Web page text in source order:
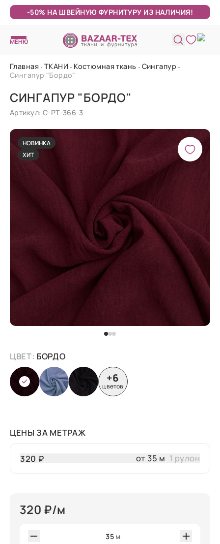
-50% НА ШВЕЙНУЮ ФУРНИТУРУ ИЗ НАЛИЧИЯ!
МЕНЮ
Главная ТКАНИ Костюмная ткань
Сингапур
Сингапур "Бордо"
СИНГАПУР "БОРДО"
Артикул: С-РТ-366-3
НОВИНКА
ХИТ
ЦВЕТ: БОРДО
+6
цветов
ЦЕНЫ ЗА МЕТРАЖ
320 ₽ от 35 м 1 рулон
320 ₽/м
35 м